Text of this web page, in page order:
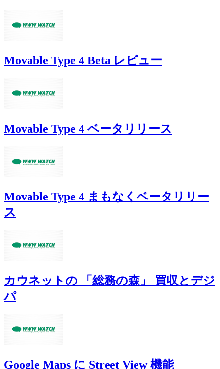
Movable Type 4 Beta レビュー
Movable Type 4 ベータリリース
Movable Type 4 まもなくベータリリー
ス
カウネットの 「総務の森」 買収とデジ
パ
Google Maps に Street View 機能